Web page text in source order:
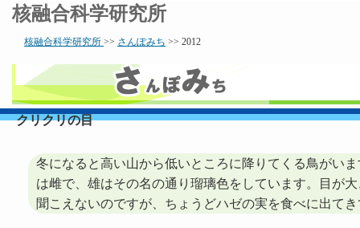
核融合科学研究所
核融合科学研究所 >> さんぽみち >> 2012
クリクリの目
冬になると高い山から低いところに降りてくる鳥がい
は雌で、雄はその名の通り瑠璃色をしています。目が
聞こえないのですが、ちょうどハゼの実を食べに出て